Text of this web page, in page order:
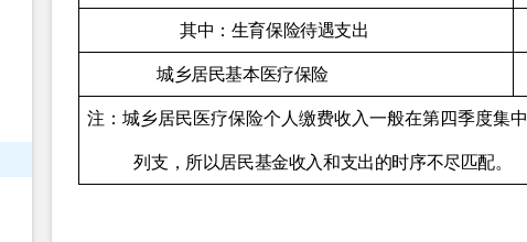
其中：生育保险待遇支出
城乡居民基本医疗保险
注：城乡居民医疗保险个人缴费收入一般在第四季度集中
列支， 所以居民基金收入和支出的时序不尽匹配。